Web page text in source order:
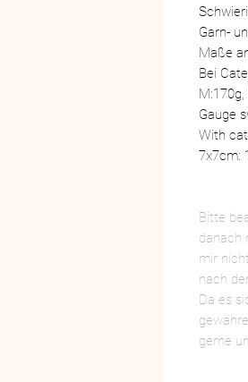
Garn-
Maße
Bei
M:170g,
Gauge
With
7x7cm:
Bitte
danach
mir
nach
Da es
gerne